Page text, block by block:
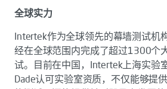
全球实力
Intertek作为全球领先的幕墙测试机
经在全球范围内完成了超过1300个
试。目前在中国，Intertek上海实验
Dade认可实验室资质，不仅能够提